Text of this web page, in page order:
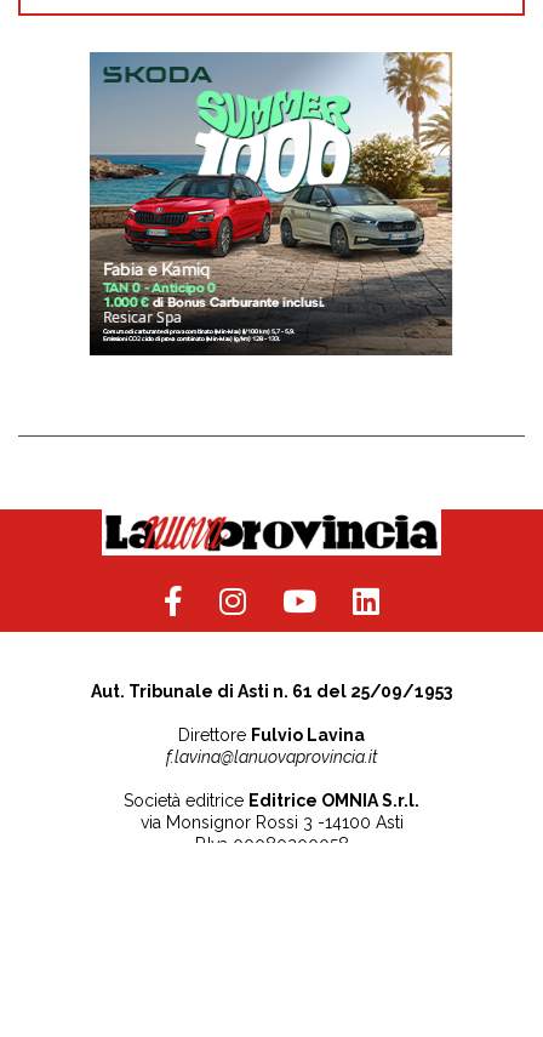
Aut. Tribunale di Asti n. 61 del 25/09/1953
Direttore Fulvio Lavina
f.lavina@lanuovaprovincia.it
Società editrice Editrice OMNIA S.r.l.
via Monsignor Rossi 3 -14100 Asti
P.Iva 00080200058